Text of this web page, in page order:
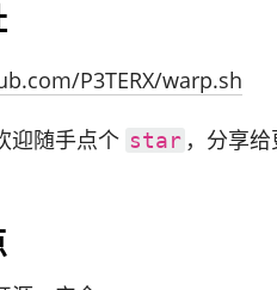
P3TERX/warp.sh
迎随手点个 star ，分享